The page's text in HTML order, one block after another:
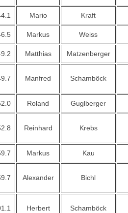
Mario Kraft
Markus Weiss
Matthias Matzenberger
Manfred Schamböck
Roland Guglberger
Reinhard Krebs
Markus Kau
Alexander Bichl
Herbert Schamböck